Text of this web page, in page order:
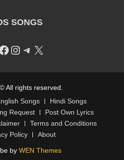
SONGS
Instagram
Telegram
X
All rights reserved.
Songs
Hindi Songs
Request
Post Own Lyrics
Terms and Conditions
Policy
About
byWEN Themes